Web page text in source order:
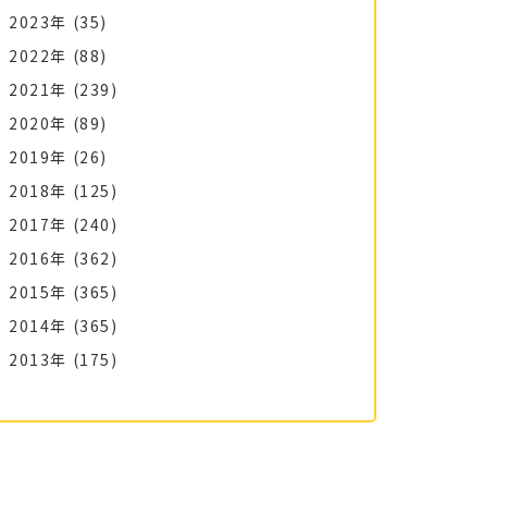
2023年 (35)
2022年 (88)
2021年 (239)
2020年 (89)
2019年 (26)
2018年 (125)
2017年 (240)
2016年 (362)
2015年 (365)
2014年 (365)
2013年 (175)